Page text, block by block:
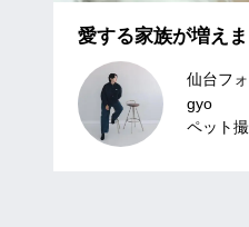
愛する家族が増えま
仙台フ
gyo
ペット